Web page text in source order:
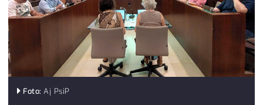
política
promo serveis
reportatge
Foto: Aj PsiP